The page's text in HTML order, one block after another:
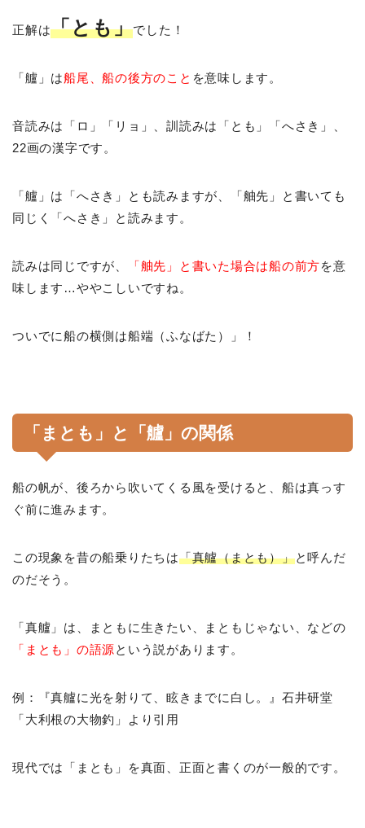
正解は「とも」でした！
「艫」は船尾、船の後方のこと を意味します。
音読みは「ロ」「リョ」、訓読みは「とも」「へさき」、
22画の漢字です。
「艫」は「へさき」とも読みますが、「舳先」と書いても
同じく「へさき」と読みます。
読みは同じですが、 「舳先」と書いた場合は船の前方を意
味します…ややこしいですね。
ついでに船の横側は船端（ふなばた）」！
「まとも」と「艫」の関係
船の帆が、後ろから吹いてくる風を受けると、船は真っす
ぐ前に進みます。
この現象を昔の船乗りたちは「真艫（まとも）」と呼んだ
のだそう。
「真艫」は、まともに生きたい、まともじゃない、などの
「まとも」の語源という説があります。
例：『真艫に光を射りて、眩きまでに白し。』石井研堂
「大利根の大物釣」より引用
現代では「まとも」を真面、正面と書くのが一般的です。